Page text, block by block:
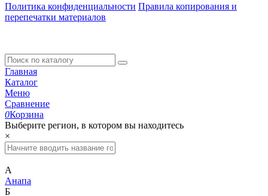
Политика конфиденциальности Правила копирования и
перепечатки материалов
Главная
Каталог
Меню
Сравнение
0Корзина
Выберите регион, в котором вы находитесь
×
А
Анапа
Б